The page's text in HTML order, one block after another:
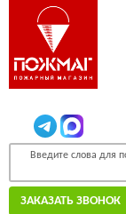
Введите слова для
ЗАКАЗАТЬ ЗВОНОК